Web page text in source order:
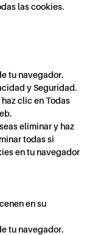
las cookies.
tu navegador.
y Seguridad.
clic en Todas
eliminar y haz
todas si
en tu navegador
en su
tu navegador.